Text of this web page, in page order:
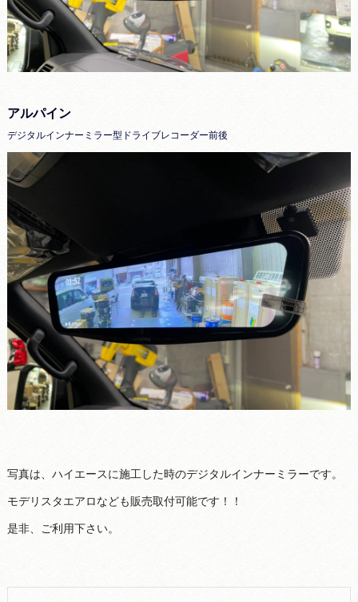
アルパイン
デジタルインナーミラー型ドライブレコーダー前後
写真は、ハイエースに施工した時のデジタルインナーミラーです。
モデリスタエアロなども販売取付可能です！！
是非、ご利用下さい。